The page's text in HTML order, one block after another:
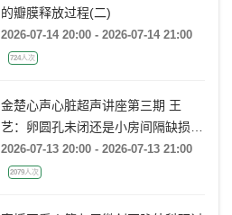
的瓣膜释放过程(二)
2026-07-14 20:00 - 2026-07-14 21:00
724人次
金楚心声心脏超声讲座第三期 王
艺：卵圆孔未闭还是小房间隔缺损，
傻傻分不清
2026-07-13 20:00 - 2026-07-13 21:00
2079人次